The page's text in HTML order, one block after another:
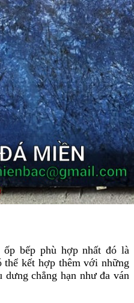
bếp phù hợp nhất đó là
thể kết hợp thêm với những
chẳng hạn như đa ván